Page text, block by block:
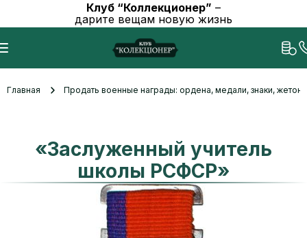
Клуб “Коллекционер” –
дарите вещам новую жизнь
Главная Продать военные награды: ордена, медали, знаки,
«Заслуженный учитель
школы РСФСР»